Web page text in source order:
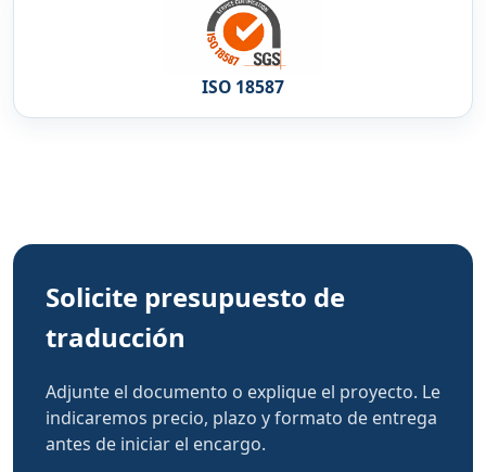
ISO 18587
Solicite presupuesto de
traducción
Adjunte el documento o explique el proyecto. Le
indicaremos precio, plazo y formato de entrega
antes de iniciar el encargo.